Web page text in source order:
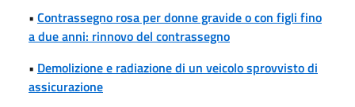
• Contrassegno rosa per donne gravide o con figli fino
a due anni: rinnovo del contrassegno
• Demolizione e radiazione di un veicolo sprovvisto di
assicurazione